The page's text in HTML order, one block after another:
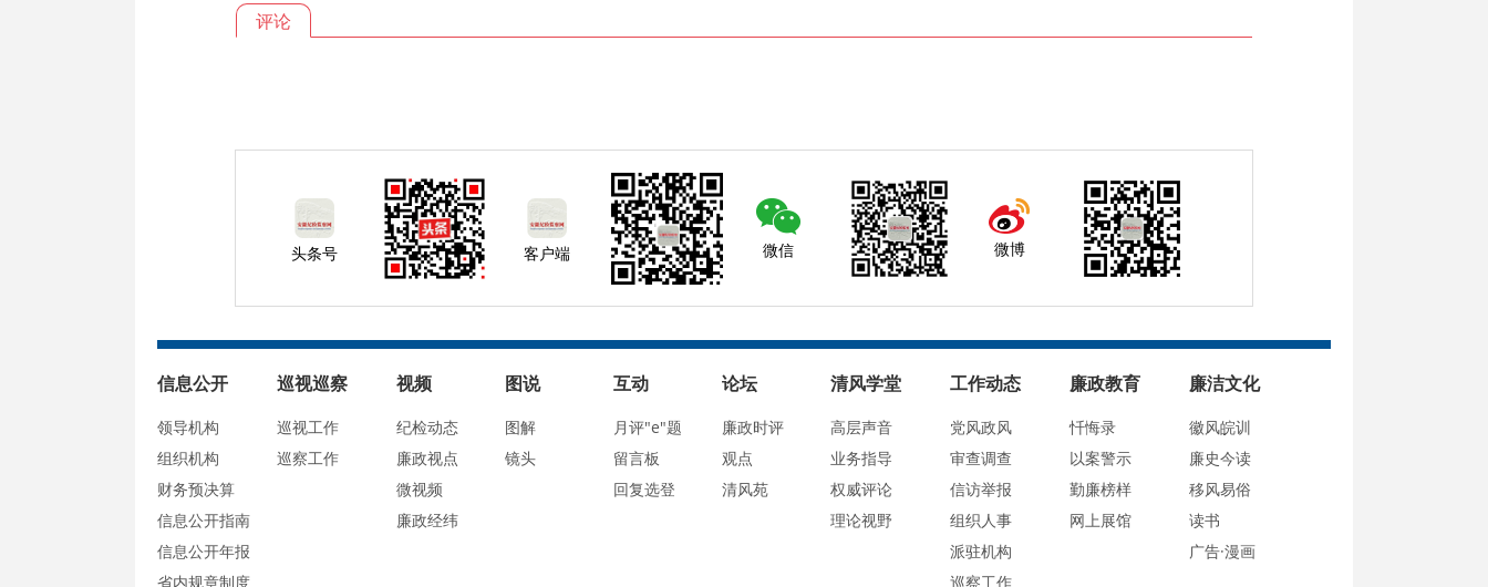
评论
头条号 客户端 微信 微博
信息公开
领导机构
组织机构
财务预决算
信息公开指南
信息公开年报
省内规章制度
巡视巡察
巡视工作
巡察工作
视频
纪检动态
廉政视点
微视频
廉政经纬
图说
图解
镜头
互动
月评"e"题
留言板
回复选登
论坛
廉政时评
观点
清风苑
清风学堂
高层声音
业务指导
权威评论
理论视野
工作动态
党风政风
审查调查
信访举报
组织人事
派驻机构
巡察工作
廉政教育
忏悔录
以案警示
勤廉榜样
网上展馆
廉洁文化
徽风皖训
廉史今读
移风易俗
读书
广告·漫画